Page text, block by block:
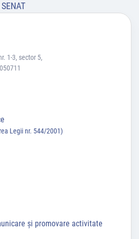
1-3, sector 5,
Legii nr. 544/2001)
și promovare activitate